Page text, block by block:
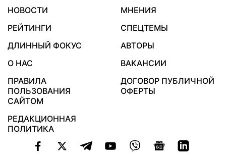
НОВОСТИ
МНЕНИЯ
РЕЙТИНГИ
СПЕЦТЕМЫ
ДЛИННЫЙ ФОКУС
АВТОРЫ
О НАС
ВАКАНСИИ
ПРАВИЛА
ПОЛЬЗОВАНИЯ
САЙТОМ
ДОГОВОР ПУБЛИЧНОЙ
ОФЕРТЫ
РЕДАКЦИОННАЯ
ПОЛИТИКА